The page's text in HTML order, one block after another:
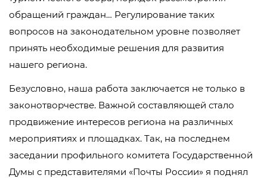
обращений граждан… Регулирование таких
вопросов на законодательном уровне позволяет
принять необходимые решения для развития
нашего региона.
Безусловно, наша работа заключается не только в
законотворчестве. Важной составляющей стало
продвижение интересов региона на различных
мероприятиях и площадках. Так, на последнем
заседании профильного комитета Государственной
Думы с представителями «Почты России» я поднял